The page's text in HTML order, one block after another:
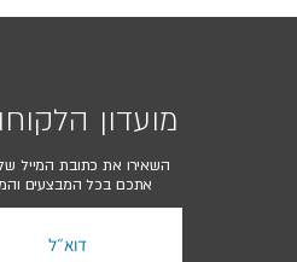
מועדון
השאירו את כתובת המייל
אתכם בכל המבצעים